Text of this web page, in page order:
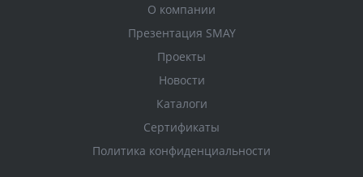
О компании
Презентация SMAY
Проекты
Новости
Каталоги
Сертификаты
Политика конфиденциальности